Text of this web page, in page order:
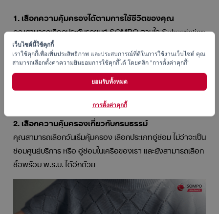
1. เลือกความคุ้มครองได้ตามการใช้ชีวิตของคุณ
คุณสามารถเลือกประกันรถยนต์ SOMPO ตามใจ Subscription
จ่ายเบี้ยรายเดือน ไม่มีดอกเบี้ย คุ้มครองต่อเนื่อง หรือคุณอยาก
เลือกประกันรถยนต์ตามใจ รายปี เลือกปรับความคุ้มครองได้
ตามใจ ซื้อครั้งเดียว ดูแลยาวตลอดทั้งปี และยังมีประกันรถยนต์
ตามใจ รายวัน หากคุณนานๆ ขับรถที ก็ซื้อเฉพาะวันที่ใช้ ประหยัด
2. เลือกความคุ้มครองเกี่ยวกับกรมธรรม์
คุณสามารถเลือกวันเริ่มคุ้มครอง เลือกประเภทอู่ซ่อม ไม่ว่าจะเป็น
ซ่อมศูนย์บริการ หรือ อู่ซ่อมในเครือของเรา และยังสามารถเลือก
ซื้อพร้อม พ.ร.บ. ได้อีกด้วย
เว็บไซต์นี้ใช้คุกกี้
เราใช้คุกกี้เพื่อเพิ่มประสิทธิภาพ และประสบการณ์ที่ดีในการใช้งานเว็บไซต์ คุณ
สามารถเลือกตั้งค่าความยินยอมการใช้คุกกี้ได้ โดยคลิก "การตั้งค่าคุกกี้"
ยอมรับทั้งหมด
การตั้งค่าคุกกี้